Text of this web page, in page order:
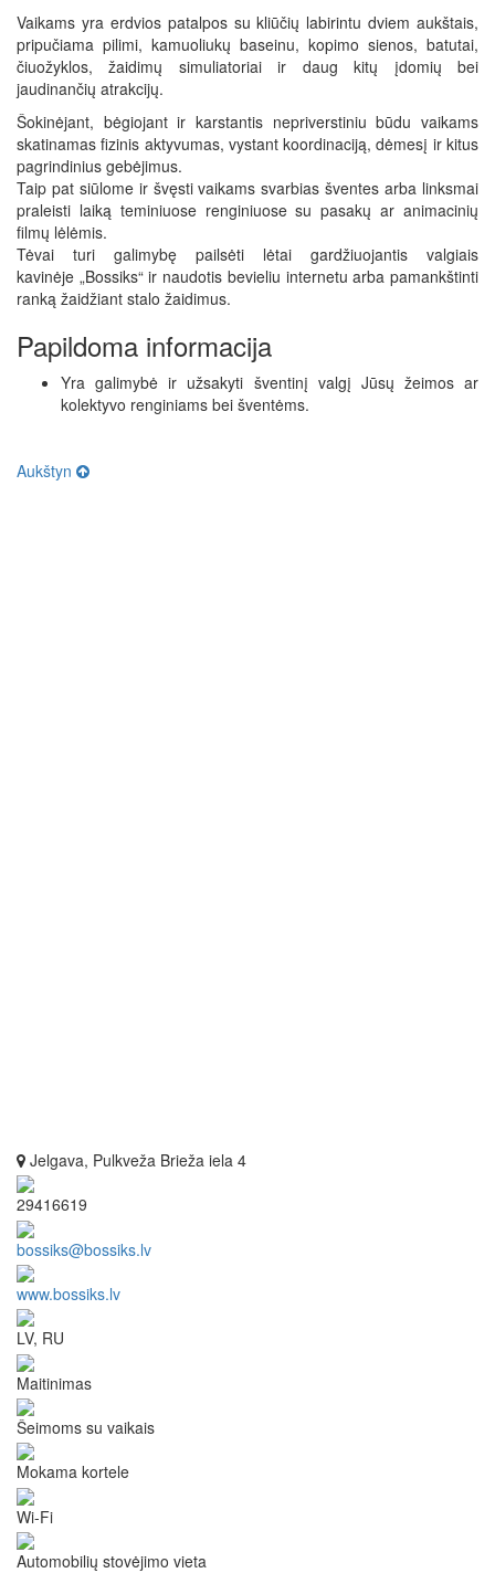
Vaikams yra erdvios patalpos su kliūčių labirintu dviem aukštais,
pripučiama pilimi, kamuoliukų baseinu, kopimo sienos, batutai,
čiuožyklos, žaidimų simuliatoriai ir daug kitų įdomių bei
jaudinančių atrakcijų.
Šokinėjant, bėgiojant ir karstantis nepriverstiniu būdu vaikams
skatinamas fizinis aktyvumas, vystant koordinaciją, dėmesį ir kitus
pagrindinius gebėjimus.
Taip pat siūlome ir švęsti vaikams svarbias šventes arba linksmai
praleisti laiką teminiuose renginiuose su pasakų ar animacinių
filmų lėlėmis.
Tėvai turi galimybę pailsėti lėtai gardžiuojantis valgiais
kavinėje „Bossiks“ ir naudotis bevieliu internetu arba pamankštinti
ranką žaidžiant stalo žaidimus.
Papildoma informacija
Yra galimybė ir užsakyti šventinį valgį Jūsų žeimos ar
kolektyvo renginiams bei šventėms.
Aukštyn
Jelgava, Pulkveža Brieža iela 4
29416619
bossiks@bossiks.lv
www.bossiks.lv
LV, RU
Maitinimas
Šeimoms su vaikais
Mokama kortele
Wi-Fi
Automobilių stovėjimo vieta